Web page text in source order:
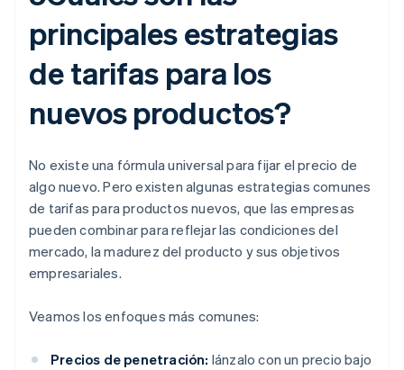
principales estrategias
de tarifas para los
nuevos productos?
No existe una fórmula universal para fijar el precio de
algo nuevo. Pero existen algunas estrategias comunes
de tarifas para productos nuevos, que las empresas
pueden combinar para reflejar las condiciones del
mercado, la madurez del producto y sus objetivos
empresariales.
Veamos los enfoques más comunes:
Precios de penetración: lánzalo con un precio bajo